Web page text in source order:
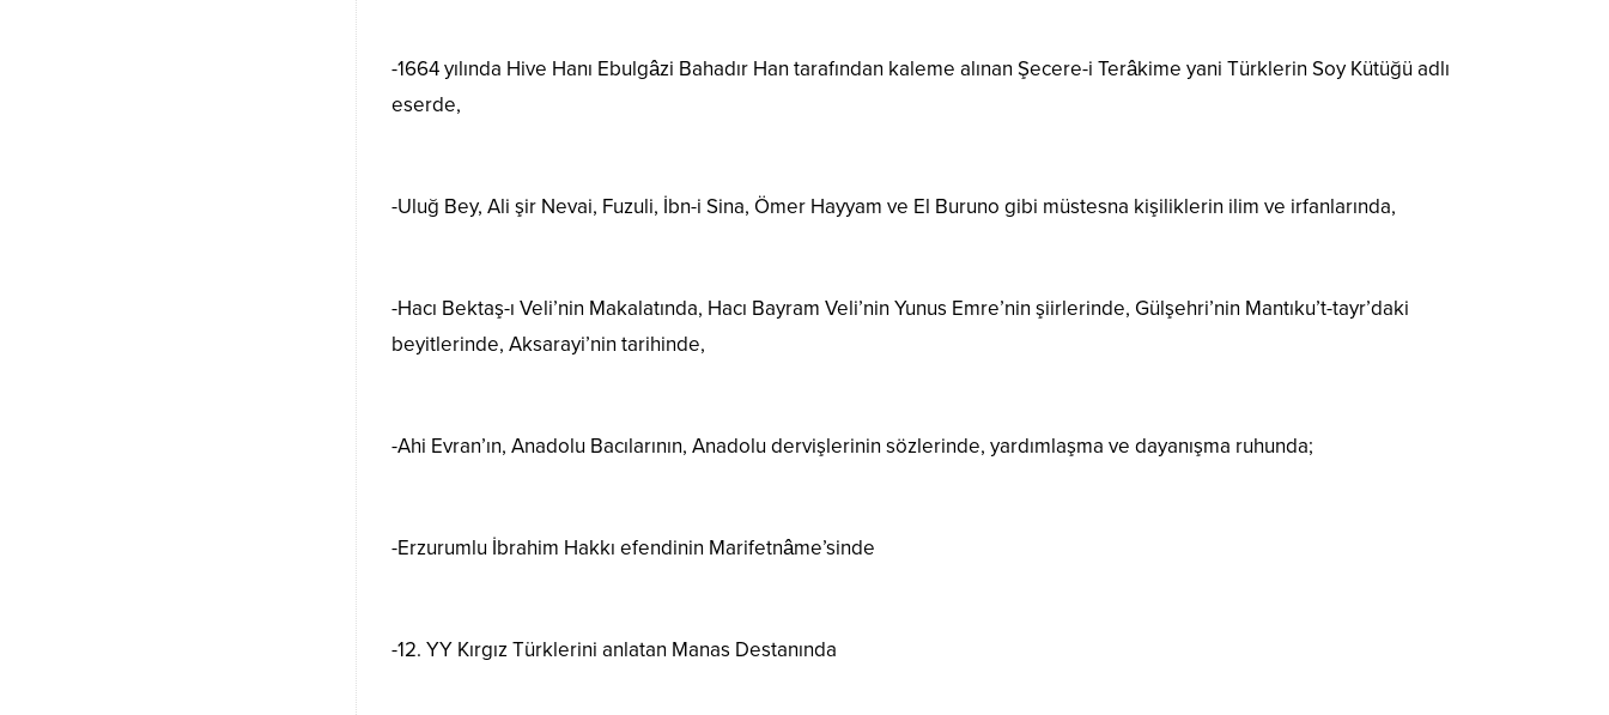
-1664 yılında Hive Hanı Ebulgâzi Bahadır Han tarafından kaleme alınan Şecere-i Terâkime yani Türklerin Soy Kütüğü adlı
eserde,
-Uluğ Bey, Ali şir Nevai, Fuzuli, İbn-i Sina, Ömer Hayyam ve El Buruno gibi müstesna kişiliklerin ilim ve irfanlarında,
-Hacı Bektaş-ı Veli’nin Makalatında, Hacı Bayram Veli’nin Yunus Emre’nin şiirlerinde, Gülşehri’nin Mantıku’t-tayr’daki
beyitlerinde, Aksarayi’nin tarihinde,
-Ahi Evran’ın, Anadolu Bacılarının, Anadolu dervişlerinin sözlerinde, yardımlaşma ve dayanışma ruhunda;
-Erzurumlu İbrahim Hakkı efendinin Marifetnâme’sinde
-12. YY Kırgız Türklerini anlatan Manas Destanında